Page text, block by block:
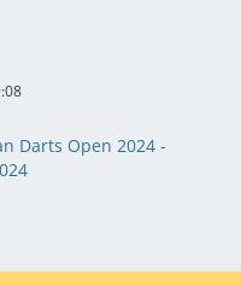
Darts Open 2024 -